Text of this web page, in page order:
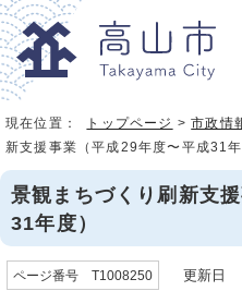
現在位置： トップページ >市政情
新支援事業（平成29年度〜平成31年
景観まちづくり刷新支
31年度）
ページ番号 T1008250 更新日